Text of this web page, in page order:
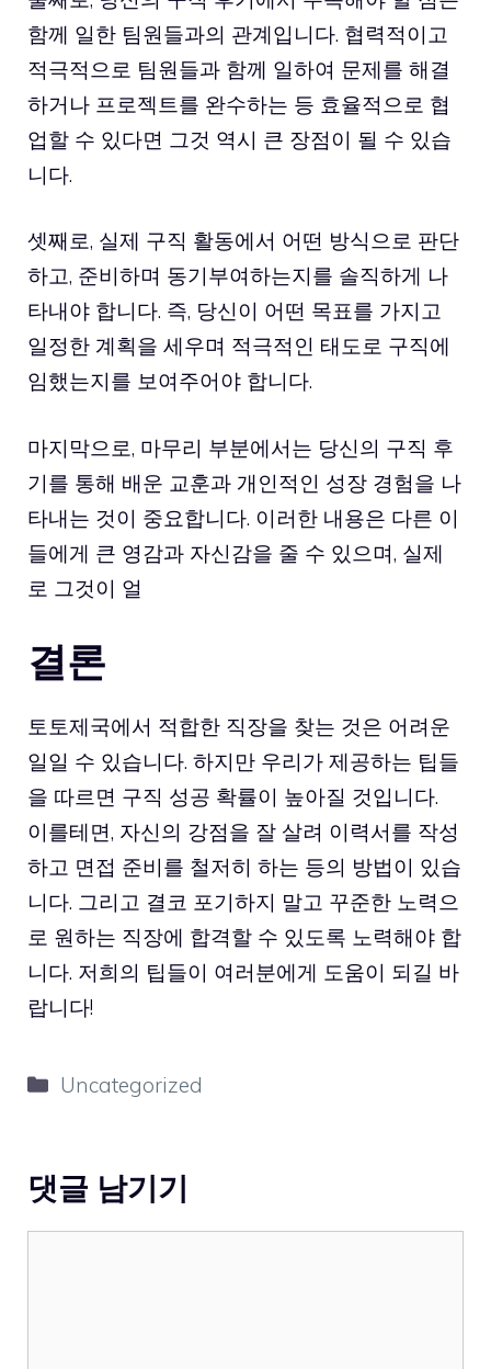
함께 일한 팀원들과의 관계입니다. 협력적이고
적극적으로 팀원들과 함께 일하여 문제를 해결
하거나 프로젝트를 완수하는 등 효율적으로 협
업할 수 있다면 그것 역시 큰 장점이 될 수 있습
니다.
셋째로, 실제 구직 활동에서 어떤 방식으로 판단
하고, 준비하며 동기부여하는지를 솔직하게 나
타내야 합니다. 즉, 당신이 어떤 목표를 가지고
일정한 계획을 세우며 적극적인 태도로 구직에
임했는지를 보여주어야 합니다.
마지막으로, 마무리 부분에서는 당신의 구직 후
기를 통해 배운 교훈과 개인적인 성장 경험을 나
타내는 것이 중요합니다. 이러한 내용은 다른 이
들에게 큰 영감과 자신감을 줄 수 있으며, 실제
로 그것이 얼
결론
토토제국에서 적합한 직장을 찾는 것은 어려운
일일 수 있습니다. 하지만 우리가 제공하는 팁들
을 따르면 구직 성공 확률이 높아질 것입니다.
이를테면, 자신의 강점을 잘 살려 이력서를 작성
하고 면접 준비를 철저히 하는 등의 방법이 있습
니다. 그리고 결코 포기하지 말고 꾸준한 노력으
로 원하는 직장에 합격할 수 있도록 노력해야 합
니다. 저희의 팁들이 여러분에게 도움이 되길 바
랍니다!
카
리
Uncategorized
댓글 남기기